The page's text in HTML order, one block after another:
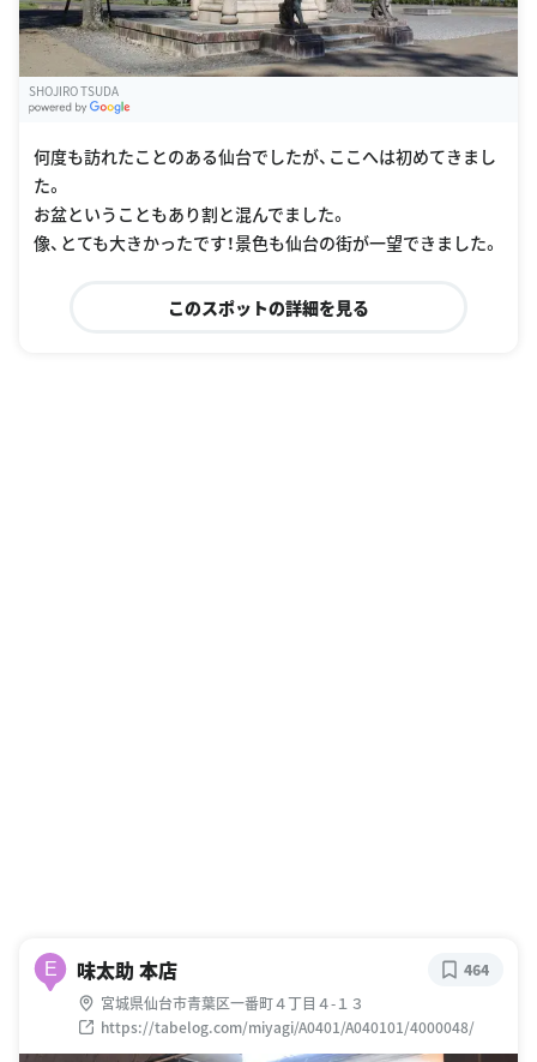
SHOJIRO TSUDA
何度も訪れたことのある仙台でしたが、ここへは初めてきまし
た。
お盆ということもあり割と混んでました。
像、とても大きかったです！景色も仙台の街が一望できました。
このスポットの詳細を見る
E 味太助 本店
宮城県仙台市青葉区一番町４丁目４-１３
https://tabelog.com/miyagi/A0401/A040101/4000048/
464